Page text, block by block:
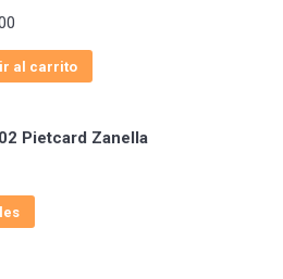
al carrito
Pietcard Zanella